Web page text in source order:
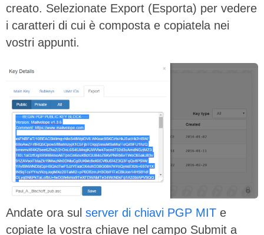
creato. Selezionate Export (Esporta) per vedere
i caratteri di cui è composta e copiatela nei
vostri appunti.
Andate ora sul server di chiavi PGP MIT e
copiate la vostra chiave nel campo Submit a